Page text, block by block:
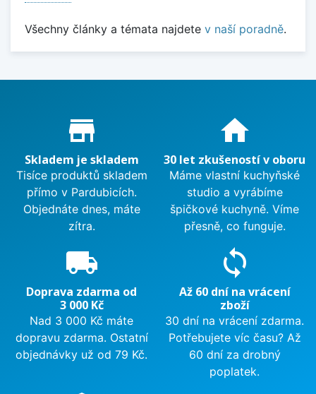
Všechny články a témata najdete v naší poradně.
Proč nakupovat u nás?
store_mall_directory
Skladem je skladem
Tisíce produktů skladem
přímo v Pardubicích.
Objednáte dnes, máte
zítra.
home
30 let zkušeností v oboru
Máme vlastní kuchyňské
studio a vyrábíme
špičkové kuchyně. Víme
přesně, co funguje.
local_shipping
Doprava zdarma od
3 000 Kč
Nad 3 000 Kč máte
dopravu zdarma. Ostatní
objednávky už od 79 Kč.
sync
Až 60 dní na vrácení
zboží
30 dní na vrácení zdarma.
Potřebujete víc času? Až
60 dní za drobný
poplatek.